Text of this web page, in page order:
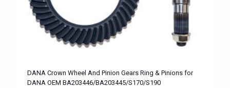
DANA Crown Wheel And Pinion Gears Ring & Pinions for
DANA OEM BA203446/BA203445/S170/S190